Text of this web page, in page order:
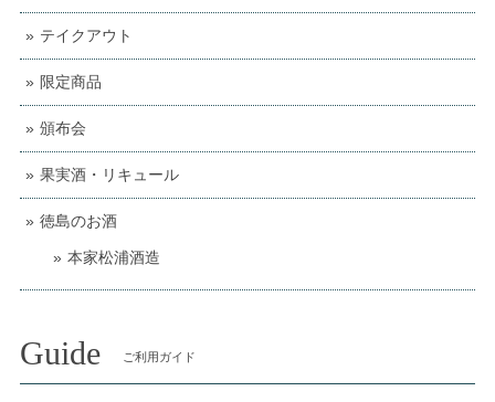
テイクアウト
限定商品
頒布会
果実酒・リキュール
徳島のお酒
本家松浦酒造
Guide ご利用ガイド